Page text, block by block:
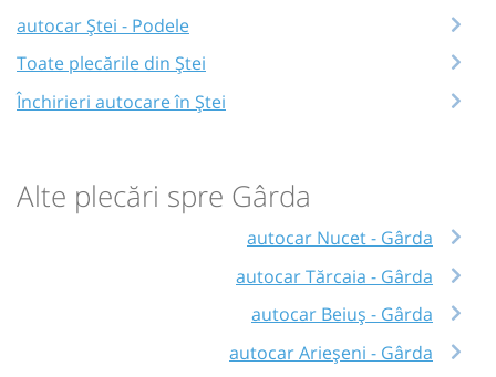
autocar Ștei - Podele
Toate plecările din Ștei
Închirieri autocare în Ștei
Alte plecări spre Gârda
autocar Nucet - Gârda
autocar Tărcaia - Gârda
autocar Beiuș - Gârda
autocar Arieșeni - Gârda